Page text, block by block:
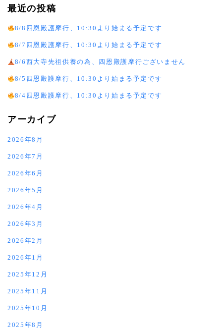
最近の投稿
8/8四恩殿護摩行、10:30より始まる予定です
8/7四恩殿護摩行、10:30より始まる予定です
8/6西大寺先祖供養の為、四恩殿護摩行ございません
8/5四恩殿護摩行、10:30より始まる予定です
8/4四恩殿護摩行、10:30より始まる予定です
アーカイブ
2026年8月
2026年7月
2026年6月
2026年5月
2026年4月
2026年3月
2026年2月
2026年1月
2025年12月
2025年11月
2025年10月
2025年8月